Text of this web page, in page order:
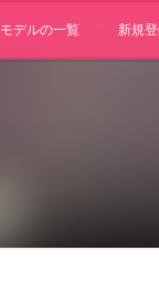
モデルの一覧 新規